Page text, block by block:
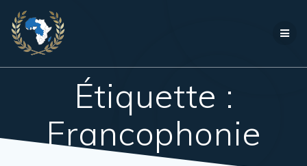
Étiquette :
Francophonie